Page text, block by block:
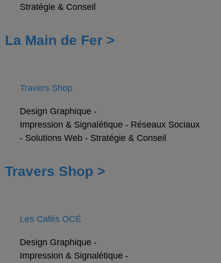
Stratégie & Conseil
La Main de Fer >
Travers Shop
Design Graphique -
Impression & Signalétique - Réseaux Sociaux
- Solutions Web - Stratégie & Conseil
Travers Shop >
Les Cafés OCÉ
Design Graphique -
Impression & Signalétique -